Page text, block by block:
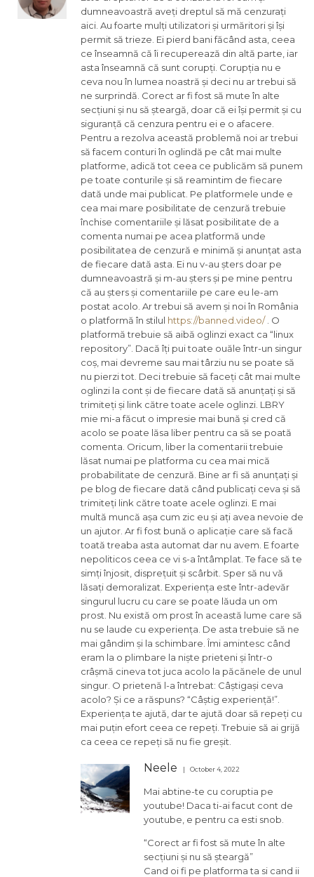
dumneavoastră aveți dreptul să mă cenzurați
aici. Au foarte mulți utilizatori și urmăritori și își
permit să trieze. Ei pierd bani făcând asta, ceea
ce înseamnă că îi recuperează din altă parte, iar
asta înseamnă că sunt corupți. Corupția nu e
ceva nou în lumea noastră și deci nu ar trebui să
ne surprindă. Corect ar fi fost să mute în alte
secțiuni și nu să șteargă, doar că ei își permit și cu
siguranță că cenzura pentru ei e o afacere.
Pentru a rezolva această problemă noi ar trebui
să facem conturi în oglindă pe cât mai multe
platforme, adică tot ceea ce publicăm să punem
pe toate conturile și să reamintim de fiecare
dată unde mai publicat. Pe platformele unde e
cea mai mare posibilitate de cenzură trebuie
închise comentariile și lăsat posibilitate de a
comenta numai pe acea platformă unde
posibilitatea de cenzură e minimă și anunțat asta
de fiecare dată asta. Ei nu v-au șters doar pe
dumneavoastră și m-au șters și pe mine pentru
că au șters și comentariile pe care eu le-am
postat acolo. Ar trebui să avem și noi în România
o platformă în stilul https://banned.video/. O
platformă trebuie să aibă oglinzi exact ca “linux
repository”. Dacă îți pui toate ouăle într-un singur
coș, mai devreme sau mai târziu nu se poate să
nu pierzi tot. Deci trebuie să faceți cât mai multe
oglinzi la cont și de fiecare dată să anunțați și să
trimiteți și link către toate acele oglinzi. LBRY
mie mi-a făcut o impresie mai bună și cred că
acolo se poate lăsa liber pentru ca să se poată
comenta. Oricum, liber la comentarii trebuie
lăsat numai pe platforma cu cea mai mică
probabilitate de cenzură. Bine ar fi să anunțați și
pe blog de fiecare dată când publicați ceva și să
trimiteți link către toate acele oglinzi. E mai
multă muncă așa cum zic eu și ați avea nevoie de
un ajutor. Ar fi fost bună o aplicație care să facă
toată treaba asta automat dar nu avem. E foarte
nepoliticos ceea ce vi s-a întâmplat. Te face să te
simți înjosit, disprețuit și scârbit. Sper să nu vă
lăsați demoralizat. Experiența este într-adevăr
singurul lucru cu care se poate lăuda un om
prost. Nu există om prost în această lume care să
nu se laude cu experiența. De asta trebuie să ne
mai gândim și la schimbare. Îmi amintesc când
eram la o plimbare la niște prieteni și într-o
crâșmă cineva tot juca acolo la păcănele de unul
singur. O prietenă l-a întrebat: Câștigași ceva
acolo? Și ce a răspuns? “Câștig experiență!”.
Experiența te ajută, dar te ajută doar să repeți cu
mai puțin efort ceea ce repeți. Trebuie să ai grijă
ca ceea ce repeți să nu fie greșit.
Neele October 4, 2022
Mai abtine-te cu coruptia pe
youtube! Daca ti-ai facut cont de
youtube, e pentru ca esti snob.
“Corect ar fi fost să mute în alte
secțiuni și nu să șteargă”
Cand oi fi pe platforma ta si cand ii